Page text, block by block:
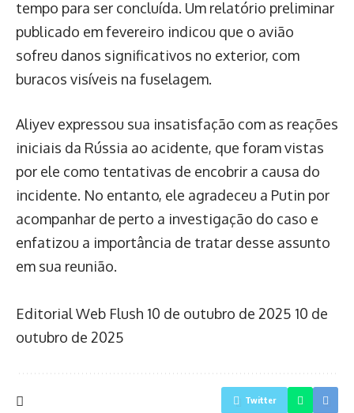
tempo para ser concluída. Um relatório preliminar
publicado em fevereiro indicou que o avião
sofreu danos significativos no exterior, com
buracos visíveis na fuselagem.
Aliyev expressou sua insatisfação com as reações
iniciais da Rússia ao acidente, que foram vistas
por ele como tentativas de encobrir a causa do
incidente. No entanto, ele agradeceu a Putin por
acompanhar de perto a investigação do caso e
enfatizou a importância de tratar desse assunto
em sua reunião.
Editorial Web Flush 10 de outubro de 2025 10 de
outubro de 2025
Twitter